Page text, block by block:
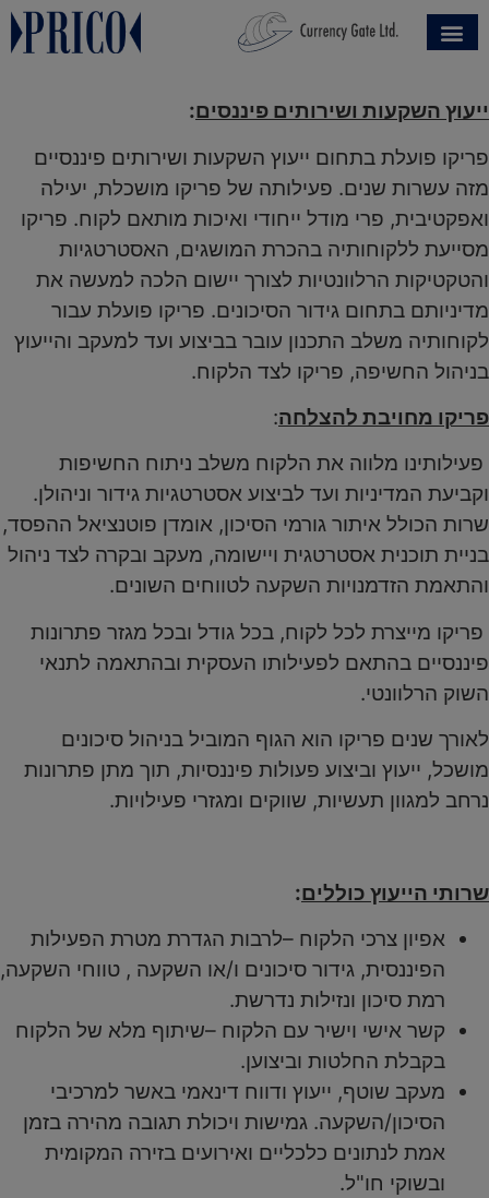
ייעוץ השקעות ושירותים פיננסים:
פריקו פועלת בתחום ייעוץ השקעות ושירותים פיננסיים
מזה עשרות שנים. פעילותה של פריקו מושכלת, יעילה
ואפקטיבית, פרי מודל ייחודי ואיכות מותאם לקוח. פריקו
מסייעת ללקוחותיה בהכרת המושגים, האסטרטגיות
והטקטיקות הרלוונטיות לצורך יישום הלכה למעשה את
מדיניותם בתחום גידור הסיכונים. פריקו פועלת עבור
לקוחותיה משלב התכנון עובר בביצוע ועד למעקב והייעוץ
בניהול החשיפה, פריקו לצד הלקוח.
פריקו מחויבת להצלחה:
פעילותינו מלווה את הלקוח משלב ניתוח החשיפות
וקביעת המדיניות ועד לביצוע אסטרטגיות גידור וניהולן.
שרות הכולל איתור גורמי הסיכון, אומדן פוטנציאל ההפסד,
בניית תוכנית אסטרטגית ויישומה, מעקב ובקרה לצד ניהול
והתאמת הזדמנויות השקעה לטווחים השונים.
פריקו מייצרת לכל לקוח, בכל גודל ובכל מגזר פתרונות
פיננסיים בהתאם לפעילותו העסקית ובהתאמה לתנאי
השוק הרלוונטי.
לאורך שנים פריקו הוא הגוף המוביל בניהול סיכונים
מושכל, ייעוץ וביצוע פעולות פיננסיות, תוך מתן פתרונות
נרחב למגוון תעשיות, שווקים ומגזרי פעילויות.
שרותי הייעוץ כוללים:
אפיון צרכי הלקוח –לרבות הגדרת מטרת הפעילות
הפיננסית, גידור סיכונים ו/או השקעה , טווחי השקעה,
רמת סיכון ונזילות נדרשת.
קשר אישי וישיר עם הלקוח –שיתוף מלא של הלקוח
בקבלת החלטות וביצוען.
מעקב שוטף, ייעוץ ודווח דינאמי באשר למרכיבי
הסיכון/השקעה. גמישות ויכולת תגובה מהירה בזמן
אמת לנתונים כלכליים ואירועים בזירה המקומית
ובשוקי חו"ל.